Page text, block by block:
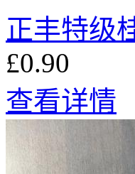
正丰特级
£0.90
查看详情